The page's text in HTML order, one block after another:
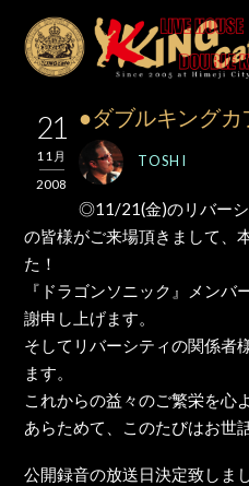
21
11月
2008
●ダブルキング
TOSHI
◎11/21(金)のリバー
の皆様がご来場頂きまして、
た！
『ドラゴンソニック』メン
謝申し上げます。
そしてリバーシティの関係者
ます。
これからの益々のご繁栄を心
あらためて、このたびはお世
公開録音の放送日決定致しま